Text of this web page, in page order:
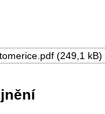
(249,1 kB)